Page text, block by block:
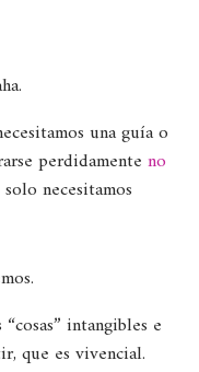
una guía o
perdidamente no
necesitamos
“cosas” intangibles e
que es vivencial.